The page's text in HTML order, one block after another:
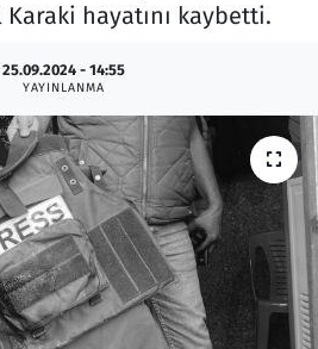
hayatını kaybetti.
25.09.2024 - 14:55
YAYINLANMA